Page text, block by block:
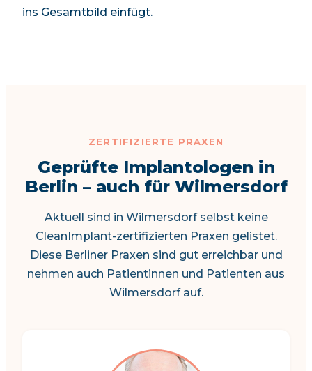
ins Gesamtbild einfügt.
ZERTIFIZIERTE PRAXEN
Geprüfte Implantologen in
Berlin – auch für Wilmersdorf
Aktuell sind in Wilmersdorf selbst keine
CleanImplant-zertifizierten Praxen gelistet.
Diese Berliner Praxen sind gut erreichbar und
nehmen auch Patientinnen und Patienten aus
Wilmersdorf auf.